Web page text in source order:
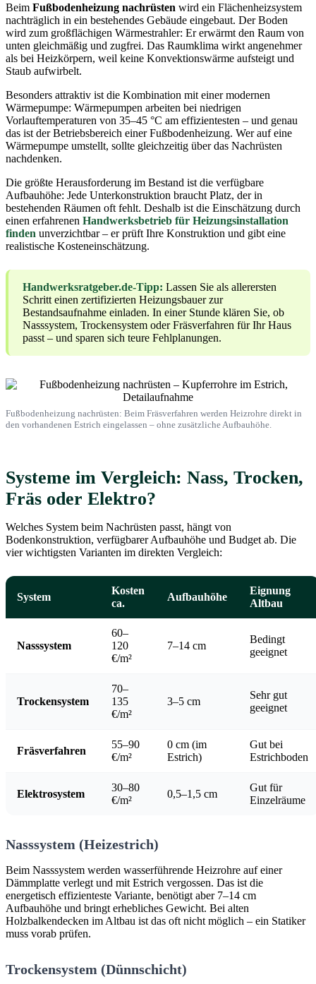
Beim Fußbodenheizung nachrüsten wird ein Flächenheizsystem
nachträglich in ein bestehendes Gebäude eingebaut. Der Boden
wird zum großflächigen Wärmestrahler: Er erwärmt den Raum von
unten gleichmäßig und zugfrei. Das Raumklima wirkt angenehmer
als bei Heizkörpern, weil keine Konvektionswärme aufsteigt und
Staub aufwirbelt.
Besonders attraktiv ist die Kombination mit einer modernen
Wärmepumpe: Wärmepumpen arbeiten bei niedrigen
Vorlauftemperaturen von 35–45 °C am effizientesten – und genau
das ist der Betriebsbereich einer Fußbodenheizung. Wer auf eine
Wärmepumpe umstellt, sollte gleichzeitig über das Nachrüsten
nachdenken.
Die größte Herausforderung im Bestand ist die verfügbare
Aufbauhöhe: Jede Unterkonstruktion braucht Platz, der in
bestehenden Räumen oft fehlt. Deshalb ist die Einschätzung durch
einen erfahrenen Handwerksbetrieb für Heizungsinstallation
finden unverzichtbar – er prüft Ihre Konstruktion und gibt eine
realistische Kosteneinschätzung.
Handwerksratgeber.de-Tipp: Lassen Sie als allerersten
Schritt einen zertifizierten Heizungsbauer zur
Bestandsaufnahme einladen. In einer Stunde klären Sie, ob
Nasssystem, Trockensystem oder Fräsverfahren für Ihr Haus
passt – und sparen sich teure Fehlplanungen.
Fußbodenheizung nachrüsten: Beim Fräsverfahren werden Heizrohre direkt in
den vorhandenen Estrich eingelassen – ohne zusätzliche Aufbauhöhe.
Systeme im Vergleich: Nass, Trocken,
Fräs oder Elektro?
Welches System beim Nachrüsten passt, hängt von
Bodenkonstruktion, verfügbarer Aufbauhöhe und Budget ab. Die
vier wichtigsten Varianten im direkten Vergleich:
System
Kosten
ca.
Aufbauhöhe
Eignung
Altbau
Nasssystem
60–
120
€/m²
7–14 cm
Bedingt
geeignet
Trockensystem
70–
135
€/m²
3–5 cm
Sehr gut
geeignet
Fräsverfahren
55–90
€/m²
0 cm (im
Estrich)
Gut bei
Estrichboden
Elektrosystem
30–80
€/m²
0,5–1,5 cm
Gut für
Einzelräume
Nasssystem (Heizestrich)
Beim Nasssystem werden wasserführende Heizrohre auf einer
Dämmplatte verlegt und mit Estrich vergossen. Das ist die
energetisch effizienteste Variante, benötigt aber 7–14 cm
Aufbauhöhe und bringt erhebliches Gewicht. Bei alten
Holzbalkendecken im Altbau ist das oft nicht möglich – ein Statiker
muss vorab prüfen.
Trockensystem (Dünnschicht)